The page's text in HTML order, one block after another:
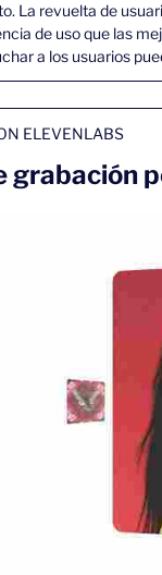
La revuelta de
de uso que las
a los usuarios
ELEVENLABS
grabación